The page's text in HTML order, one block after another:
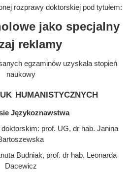
rozprawy doktorskiej pod tytułem:
jako specjalny
reklamy
egzaminów uzyskała stopień
naukowy
humanistycznych
Językoznawstwa
prof. UG, dr hab. Janina
Budniak, prof. dr hab. Leonarda
Dacewicz